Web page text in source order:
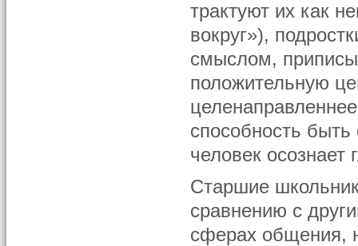
трактуют их как
вокруг»),
смыслом,
положительную
способность
человек осознает
Старшие
сравнению с
сферах общения,